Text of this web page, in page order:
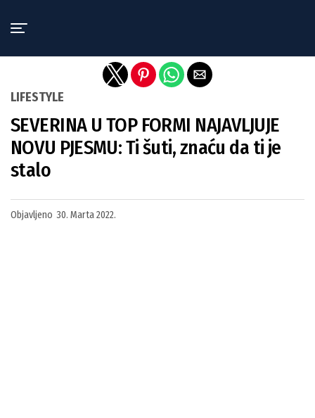
LIFESTYLE
SEVERINA U TOP FORMI NAJAVLJUJE
NOVU PJESMU: Ti šuti, znaću da ti je
stalo
Objavljeno 30. Marta 2022.